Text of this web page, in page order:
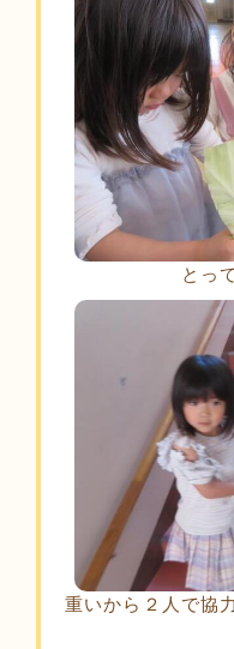
とっ
重いから２人で協